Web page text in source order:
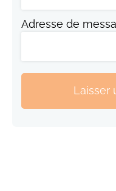
Adresse de
Laisser